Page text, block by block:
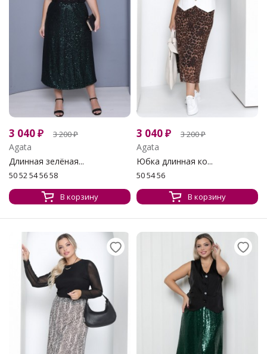
3 040₽ 3 200₽
Agata
Длинная зелёная...
50 52 54 56 58
В корзину
3 040₽ 3 200₽
Agata
Юбка длинная ко...
50 54 56
В корзину